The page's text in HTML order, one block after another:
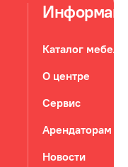
Каталог мебели
О центре
Сервис
Арендаторам
Новости